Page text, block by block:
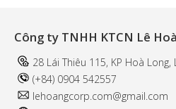
Công ty TNHH KTCN Lê
28 Lái Thiêu 115, KP Hoà Long,
(+84) 0904 542557
lehoangcorp.com@gmail.com